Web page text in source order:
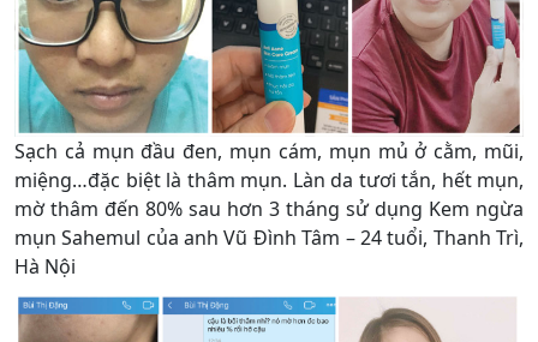
Sạch cả mụn đầu đen, mụn cám, mụn mủ ở cằm, mũi,
miệng…đặc biệt là thâm mụn. Làn da tươi tắn, hết mụn,
mờ thâm đến 80% sau hơn 3 tháng sử dụng Kem ngừa
mụn Sahemul của anh Vũ Đình Tâm – 24 tuổi, Thanh Trì,
Hà Nội